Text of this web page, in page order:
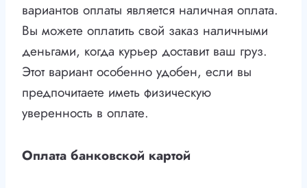
вариантов оплаты является наличная оплата.
Вы можете оплатить свой заказ наличными
деньгами, когда курьер доставит ваш груз.
Этот вариант особенно удобен, если вы
предпочитаете иметь физическую
уверенность в оплате.
Оплата банковской картой